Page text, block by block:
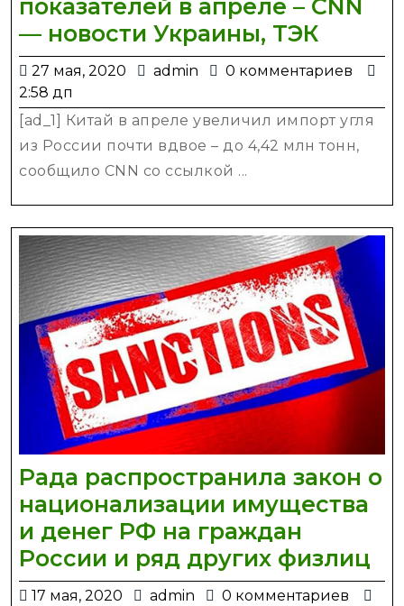
показателей в апреле – CNN
— новости Украины, ТЭККитай
угля
из
в
–
CNN
—
ТЭК
27 мая, 2020
27
2020
admin admin
0 комментариев
2:58 дп
[ad_1] Китай в апреле увеличил импорт угля
из России почти вдвое – до 4,42 млн тонн,
сообщило CNN со ссылкой ...
Рада распространила закон о
национализации имущества
и денег РФ на граждан
России и ряд других физлиц
17 мая, 2020
17 admin admin
0 комментариев